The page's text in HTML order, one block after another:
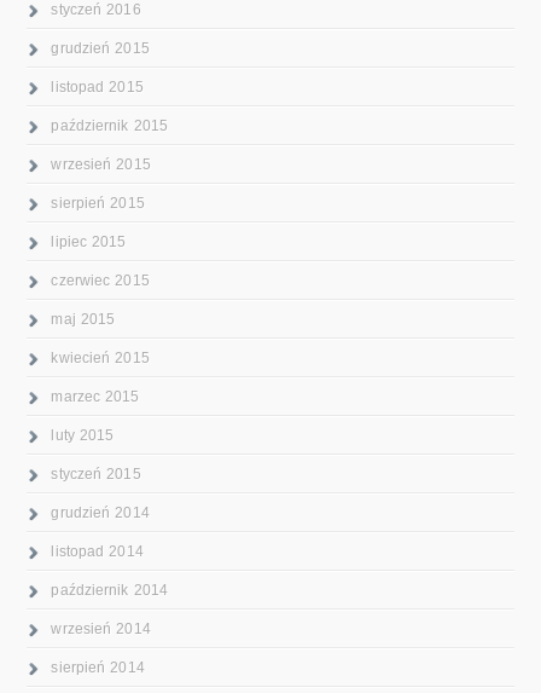
styczeń 2016
grudzień 2015
listopad 2015
październik 2015
wrzesień 2015
sierpień 2015
lipiec 2015
czerwiec 2015
maj 2015
kwiecień 2015
marzec 2015
luty 2015
styczeń 2015
grudzień 2014
listopad 2014
październik 2014
wrzesień 2014
sierpień 2014